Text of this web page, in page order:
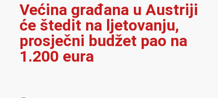
Većina građana u Austriji
će štedit na ljetovanju,
prosječni budžet pao na
1.200 eura